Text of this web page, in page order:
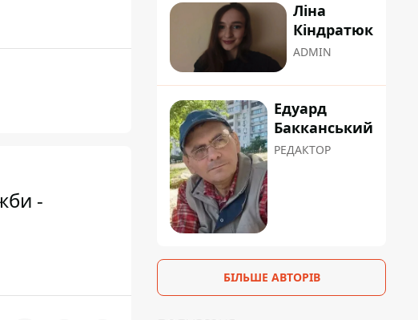
-
Ліна
Кіндратюк
ADMIN
Едуард
Бакканський
РЕДАКТОР
БІЛЬШЕ АВТОРІВ